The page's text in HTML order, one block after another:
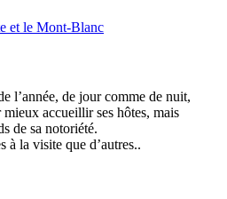
l’année, de jour comme de nuit,
accueillir ses hôtes, mais
de sa notoriété.
à la visite que d’autres..